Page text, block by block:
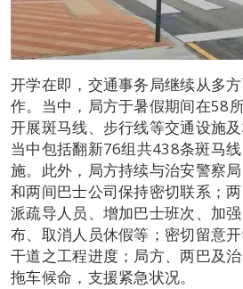
开学在即，交通事务局继续从多
作。当中，局方于暑假期间在58
开展斑马线、步行线等交通设施
当中包括翻新76组共438条斑马
施。此外，局方持续与治安警察
和两间巴士公司保持密切联系；
派疏导人员、增加巴士班次、加
布、取消人员休假等；密切留意
干道之工程进度；局方、两巴及
拖车候命，支援紧急状况。